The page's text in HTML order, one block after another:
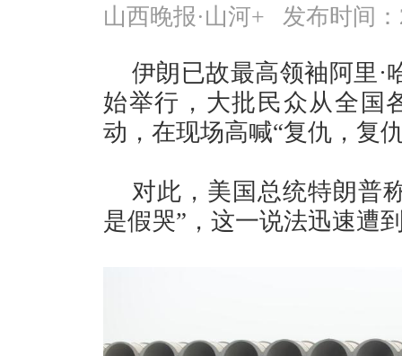
山西晚报·山河+ 发布时间：
伊朗已故最高领袖阿里·
始举行，大批民众从全国
动，在现场高喊“复仇，复
对此，美国总统特朗普
是假哭”，这一说法迅速遭